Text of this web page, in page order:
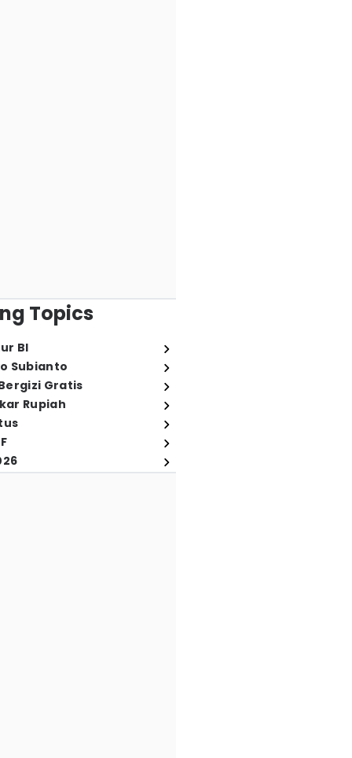
Topics
BI
Subianto
Gratis
Rupiah